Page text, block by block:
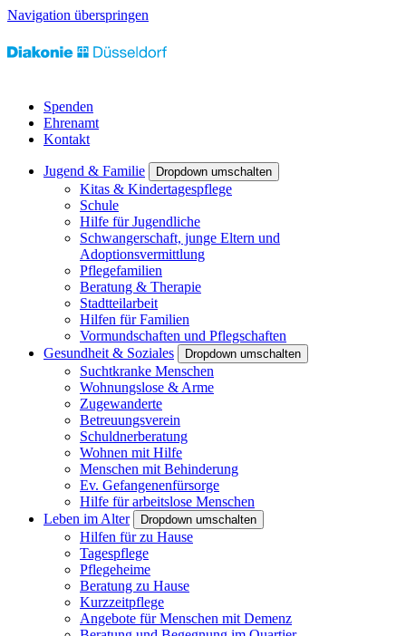
Navigation überspringen
Spenden
Ehrenamt
Kontakt
Jugend & Familie Dropdown umschalten
Kitas & Kindertagespflege
Schule
Hilfe für Jugendliche
Schwangerschaft, junge Eltern und
Adoptionsvermittlung
Pflegefamilien
Beratung & Therapie
Stadtteilarbeit
Hilfen für Familien
Vormundschaften und Pflegschaften
Gesundheit & Soziales
Dropdown umschalten
Suchtkranke Menschen
Wohnungslose & Arme
Zugewanderte
Betreuungsverein
Schuldnerberatung
Wohnen mit Hilfe
Menschen mit Behinderung
Ev. Gefangenenfürsorge
Hilfe für arbeitslose Menschen
Leben im Alter
Dropdown umschalten
Hilfen für zu Hause
Tagespflege
Pflegeheime
Beratung zu Hause
Kurzzeitpflege
Angebote für Menschen mit Demenz